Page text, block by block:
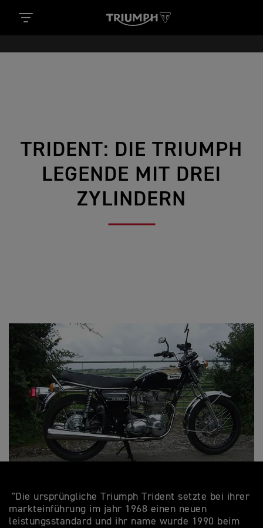
TRIDENT: DIE TRIUMPH
LEGENDE MIT DREI
ZYLINDERN
"Die ursprüngliche Triumph Trident setzte bei ihrer
markteinführung im jahr 1968 einen neuen
leistungsstandard und ihr name wurde 1990 beim